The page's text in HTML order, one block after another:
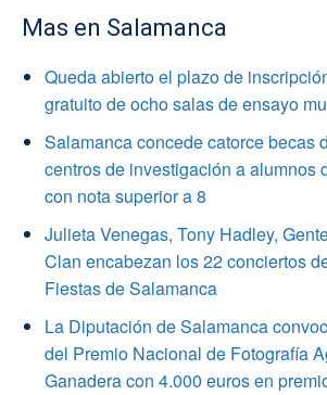
Mas en Salamanca
Queda abierto el plazo de
gratuito de ocho salas de ensayo
Salamanca concede catorce becas
centros de investigación a alumnos
con nota superior a 8
Julieta Venegas, Tony Hadley,
Clan encabezan los 22 conciertos
Fiestas de Salamanca
La Diputación de Salamanca
del Premio Nacional de Fotografía
Ganadera con 4.000 euros en